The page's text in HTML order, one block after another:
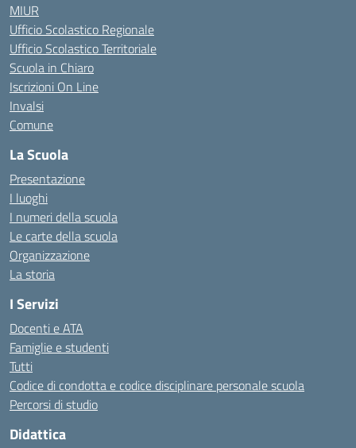
MIUR
Ufficio Scolastico Regionale
Ufficio Scolastico Territoriale
Scuola in Chiaro
Iscrizioni On Line
Invalsi
Comune
La Scuola
Presentazione
I luoghi
I numeri della scuola
Le carte della scuola
Organizzazione
La storia
I Servizi
Docenti e ATA
Famiglie e studenti
Tutti
Codice di condotta e codice disciplinare personale scuola
Percorsi di studio
Didattica